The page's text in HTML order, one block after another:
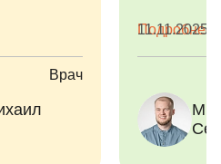
Руслан и
Врач
выстроить
Подробнее
11.11.2025